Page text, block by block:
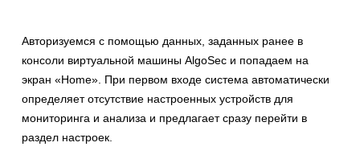
Авторизуемся с помощью данных, заданных ранее в
консоли виртуальной машины AlgoSec и попадаем на
экран «Home». При первом входе система автоматически
определяет отсутствие настроенных устройств для
мониторинга и анализа и предлагает сразу перейти в
раздел настроек.